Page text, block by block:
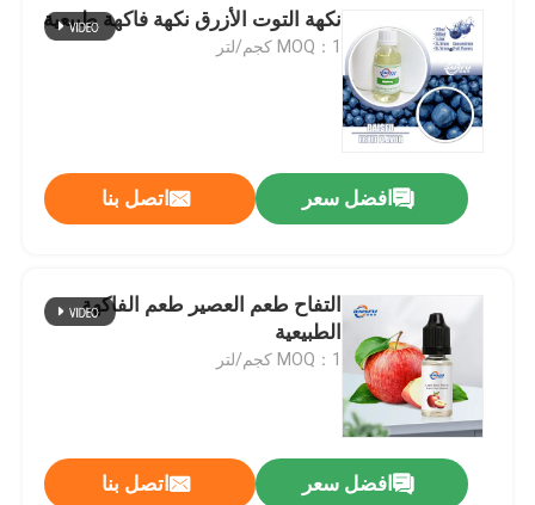
المنزل
فيديوهات
برنامج VR
حولنا
نكهة التوت الأزرق نكهة فاكهة طبيعية
MOQ：1 كجم/لتر
افضل سعر اتصل بنا
التفاح طعم العصير طعم الفاكهة
الطبيعية
MOQ：1 كجم/لتر
افضل سعر اتصل بنا